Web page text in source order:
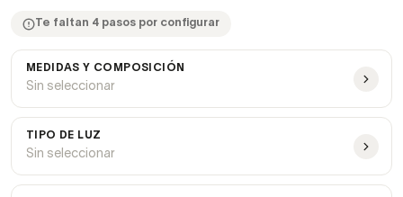
Te faltan 4 pasos por configurar
MEDIDAS Y COMPOSICIÓN
Sin seleccionar
TIPO DE LUZ
Sin seleccionar